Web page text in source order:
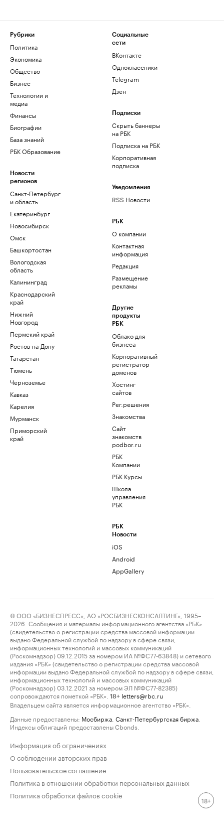
Рубрики
Политика
Экономика
Общество
Бизнес
Технологии и
медиа
Финансы
Биографии
База знаний
РБК Образование
Новости
регионов
Санкт-Петербург
и область
Екатеринбург
Новосибирск
Омск
Башкортостан
Вологодская
область
Калининград
Краснодарский
край
Нижний
Новгород
Пермский край
Ростов-на-Дону
Татарстан
Тюмень
Черноземье
Кавказ
Карелия
Мурманск
Приморский
край
Социальные
сети
ВКонтакте
Одноклассники
Telegram
Дзен
Подписки
Скрыть баннеры
на РБК
Подписка на РБК
Корпоративная
подписка
Уведомления
RSS Новости
РБК
О компании
Контактная
информация
Редакция
Размещение
рекламы
Другие
продукты
РБК
Облако для
бизнеса
Корпоративный
регистратор
доменов
Хостинг
сайтов
Рег.решения
Знакомства
Сайт
знакомств
podbor.ru
РБК
Компании
РБК Курсы
Школа
управления
РБК
РБК
Новости
iOS
Android
AppGallery
© ООО «БИЗНЕСПРЕСС», АО «РОСБИЗНЕСКОНСАЛТИНГ», 1995–
2026. Сообщения и материалы информационного агентства «РБК»
(свидетельство о регистрации средства массовой информации
выдано Федеральной службой по надзору в сфере связи,
информационных технологий и массовых коммуникаций
(Роскомнадзор) 09.12.2015 за номером ИА №ФС77-63848) и сетевого
издания «РБК» (свидетельство о регистрации средства массовой
информации выдано Федеральной службой по надзору в сфере связи,
информационных технологий и массовых коммуникаций
(Роскомнадзор) 03.12.2021 за номером ЭЛ №ФС77-82385)
сопровождаются пометкой «РБК».
18+ letters@rbc.ru
Владельцем сайта является информационное агентство «РБК».
Данные предоставлены: Мосбиржа Санкт-Петербургская биржа
Индексы облигаций предоставлены Cbonds.
Информация об ограничениях
О соблюдении авторских прав
Пользовательское соглашение
Политика в отношении обработки персональных данных
Политика обработки файлов cookie
18+